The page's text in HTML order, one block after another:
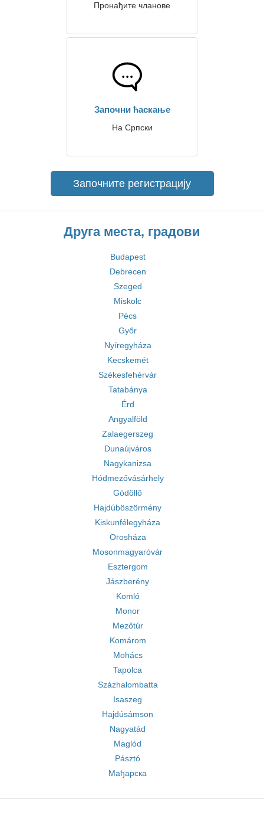
Пронађите чланове
Започни ћаскање
На Српски
Започните регистрацију
Друга места, градови
Budapest
Debrecen
Szeged
Miskolc
Pécs
Győr
Nyíregyháza
Kecskemét
Székesfehérvár
Tatabánya
Érd
Angyalföld
Zalaegerszeg
Dunaújváros
Nagykanizsa
Hódmezővásárhely
Gödöllő
Hajdúböszörmény
Kiskunfélegyháza
Orosháza
Mosonmagyaróvár
Esztergom
Jászberény
Komló
Monor
Mezőtúr
Komárom
Mohács
Tapolca
Százhalombatta
Isaszeg
Hajdúsámson
Nagyatád
Maglód
Pásztó
Мађарска